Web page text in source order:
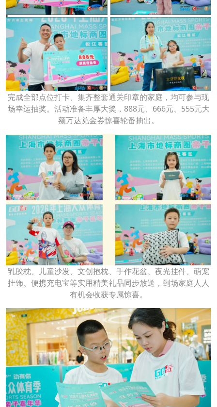
完成全部点位打卡、集齐整套通关印章的家庭，均可参与现
场幸运抽奖。活动准备丰厚大奖，888元、666元、555元大
额万达兑金券惊喜轮番抽出。
乳胶枕、儿童沙发、文创抱枕、手作花盆、夜光挂件、萌宠
挂饰、便携充电宝等实用精美礼品同步放送，到场家庭人人
有机会收获专属惊喜。